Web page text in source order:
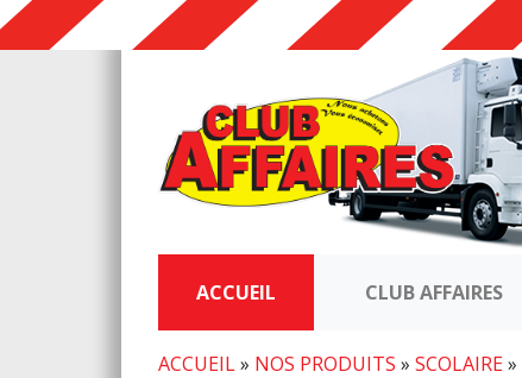
ACCUEIL CLUB AFFAIRES
ACCUEIL» NOS PRODUITS » SCOLAIRE»